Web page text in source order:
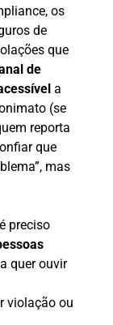
os
de
que
de
a
(se
reporta
que
mas
preciso
quer ouvir
violação ou